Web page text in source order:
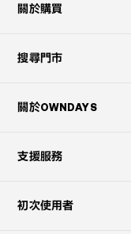
關於購買
搜尋門市
關於OWNDAYS
支援服務
初次使用者